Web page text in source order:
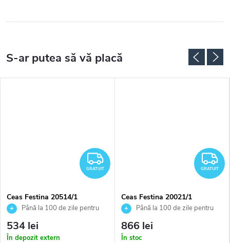
GRATUIT
GRATUIT
Ceas Festina 20514/1
Până la 100 de zile pentru
returnarea bunurilor. Vânzător
autorizat
534 lei
În depozit extern
GRATUIT
Ceas Festina 20021/1
Până la 100 de zile pentru
returnarea bunurilor. Vânzător
autorizat
866 lei
În stoc